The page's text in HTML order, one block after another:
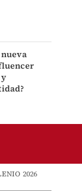
nueva
2026